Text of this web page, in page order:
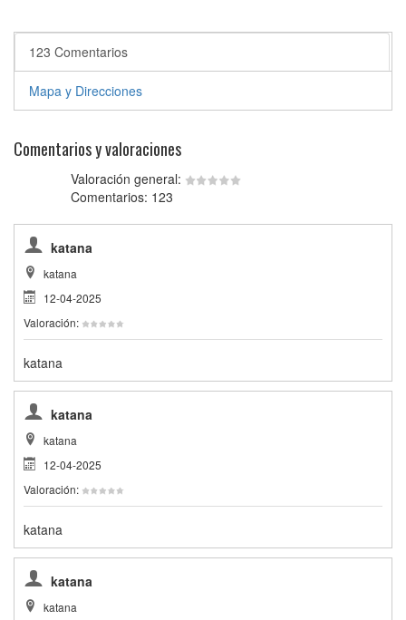
123 Comentarios
Mapa y Direcciones
Comentarios y valoraciones
Valoración general:
Comentarios: 123
katana
katana
12-04-2025
Valoración:
katana
katana
katana
12-04-2025
Valoración:
katana
katana
katana